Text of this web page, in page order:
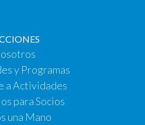
y Programas
a Actividades
para Socios
una Mano